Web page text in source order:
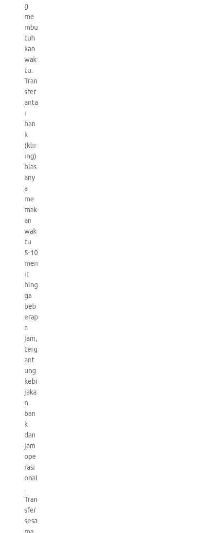
g
me
mbu
tuh
kan
wak
tu.
Tran
sfer
anta
r
ban
k
(klir
ing)
bias
any
a
me
mak
an
wak
tu
5-10
men
it
hing
ga
beb
erap
a
jam,
terg
ant
ung
kebi
jaka
n
ban
k
dan
jam
ope
rasi
onal
.
Tran
sfer
sesa